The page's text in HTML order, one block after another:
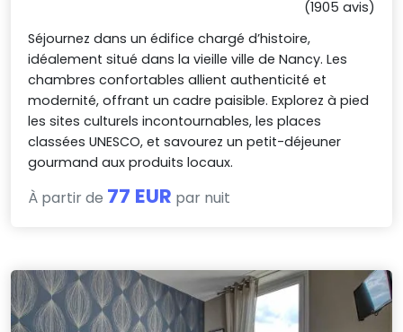
(1905 avis)
Séjournez dans un édifice chargé d’histoire,
idéalement situé dans la vieille ville de Nancy. Les
chambres confortables allient authenticité et
modernité, offrant un cadre paisible. Explorez à pied
les sites culturels incontournables, les places
classées UNESCO, et savourez un petit-déjeuner
gourmand aux produits locaux.
À partir de 77 EUR par nuit